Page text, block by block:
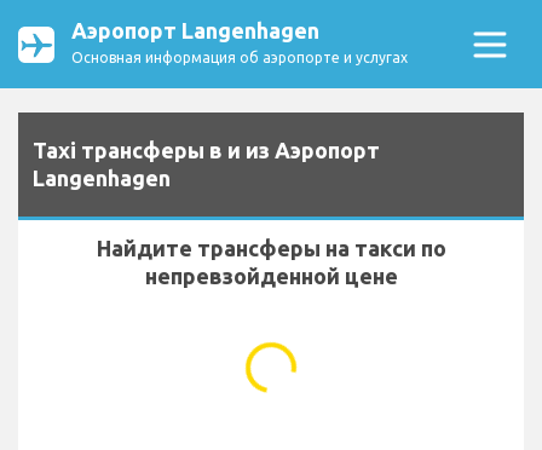
Аэропорт Langenhagen
Основная информация об аэропорте и услугах
Taxi трансферы в и из Аэропорт
Langenhagen
Найдите трансферы на такси по
непревзойденной цене
...